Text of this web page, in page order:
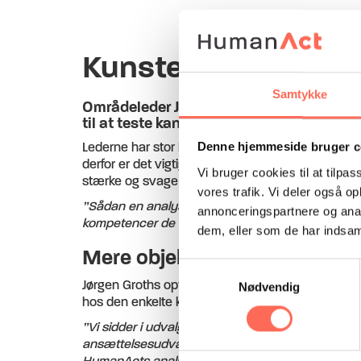
Samtykke
Denne hjemmeside bruger
Vi bruger cookies til at
vores trafik. Vi deler også
annonceringspartnere og
dem, eller som de har
Samtykkevalg
Nødvendig
Kunsten at finde
Områdeleder Jørgen Groth fra
til at teste kandidater.
Lederne har stor betydning på Det
derfor er det vigtigt, at man får ansat de rigtige
stærke og svage sider har han derfor indledt et
”Sådan en analyse gør, at vi får kvalificeret og
kompetencer de har,” siger Jørgen Groht, der
Mere objektiv proces
Jørgen Groths opfattelse er, at
hos den enkelte kandidat kan have indflydelse
”Vi sidder i udvalget med en masse
ansættelsesudvalget, fordi vi sidder med hver